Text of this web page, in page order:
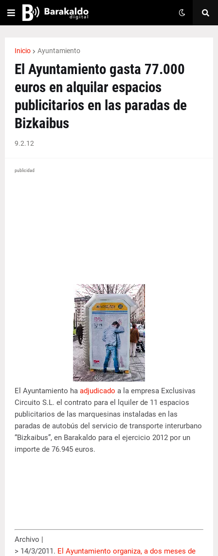
Inicio Ayuntamiento
El Ayuntamiento gasta 77.000
euros en alquilar espacios
publicitarios en las paradas de
Bizkaibus
9.2.12
publicidad
El Ayuntamiento ha adjudicado a la empresa Exclusivas
Circuito S.L. el contrato para el lquiler de 11 espacios
publicitarios de las marquesinas instaladas en las
paradas de autobús del servicio de transporte interurbano
“Bizkaibus”, en Barakaldo para el ejercicio 2012 por un
importe de 76.945 euros.
Archivo |
> 14/3/2011. El Ayuntamiento organiza, a dos meses de